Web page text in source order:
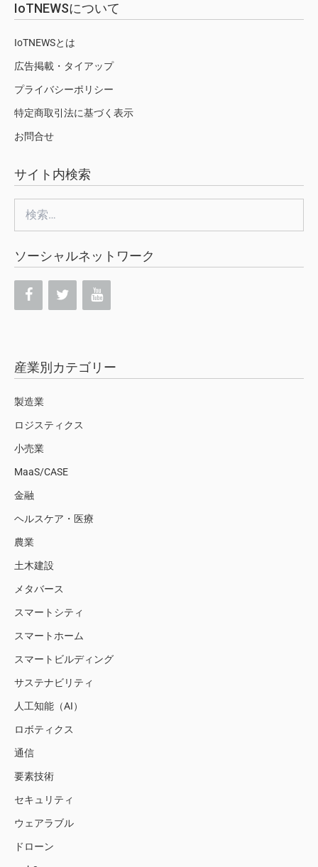
IoTNEWSについて
IoTNEWSとは
広告掲載・タイアップ
プライバシーポリシー
特定商取引法に基づく表示
お問合せ
サイト内検索
索:
ソーシャルネットワーク
産業別カテゴリー
製造業
ロジスティクス
小売業
MaaS/CASE
金融
ヘルスケア・医療
農業
土木建設
メタバース
スマートシティ
スマートホーム
スマートビルディング
サステナビリティ
人工知能（AI）
ロボティクス
通信
要素技術
セキュリティ
ウェアラブル
ドローン